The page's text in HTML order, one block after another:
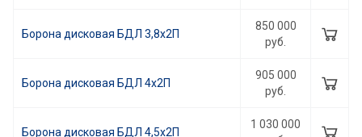
Борона дисковая БДЛ 3,8х2П
850 000
руб.
Борона дисковая БДЛ 4х2П
905 000
руб.
Борона дисковая БДЛ 4,5х2П
1 030 000